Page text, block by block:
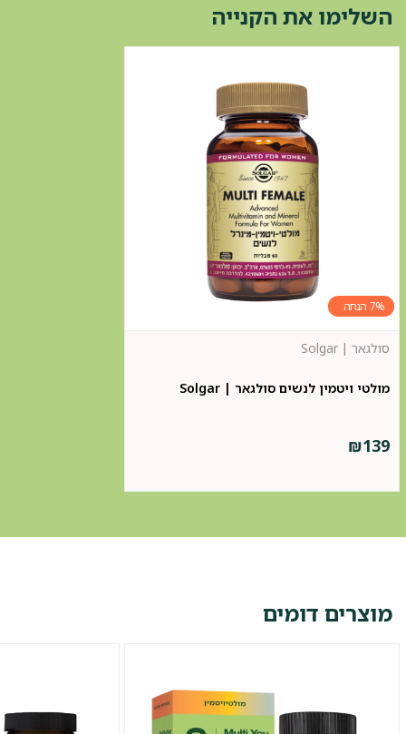
השלימו את הקנייה
7%
מולטי ויטמין לנשים סולגאר | Solgar
סולגאר | Solgar
₪139
מוצרים דומים